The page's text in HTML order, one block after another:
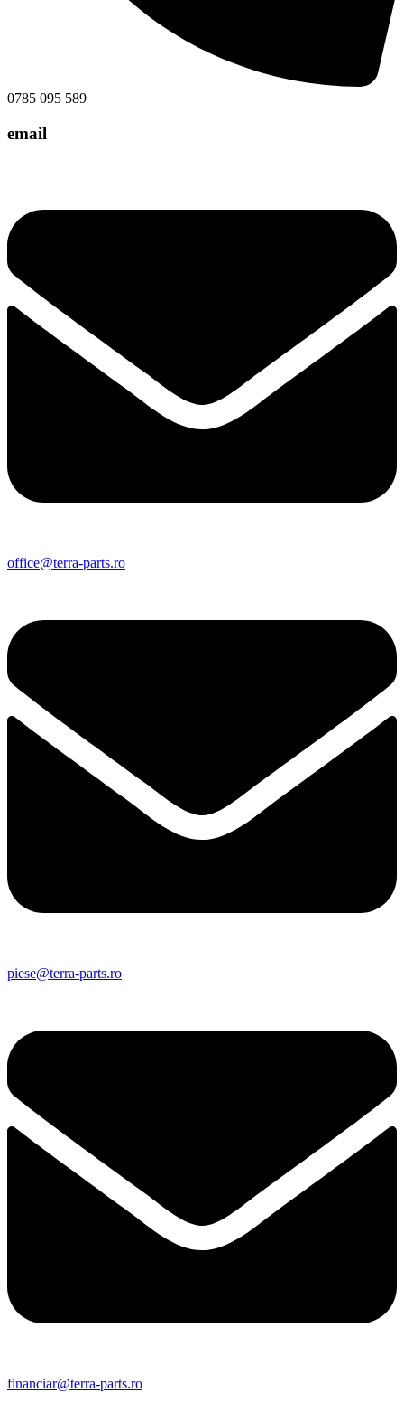
0785 095 589
email
office@terra-parts.ro
piese@terra-parts.ro
financiar@terra-parts.ro